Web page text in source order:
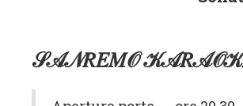
𝒮𝒜𝒩𝑅𝐸𝑀𝒪